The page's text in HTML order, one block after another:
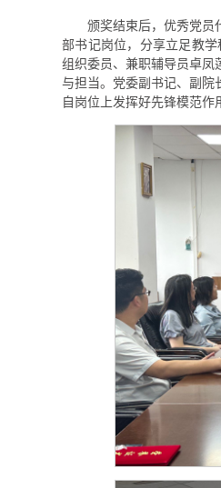
颁奖结束后，优秀党员
部书记岗位，分享立足教
组织委员、兼职辅导员卓凤
与担当。党委副书记、副院
自岗位上发挥好先锋模范作